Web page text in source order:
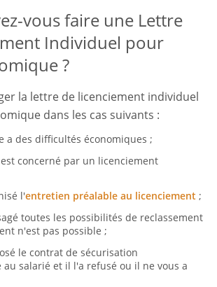
vous faire une Lettre
Individuel pour
?
la lettre de licenciement individuel
dans les cas suivants :
a des difficultés économiques ;
concerné par un licenciement
l'entretien préalable au licenciement ;
toutes les possibilités de reclassement
n'est pas possible ;
le contrat de sécurisation
au salarié et il l'a refusé ou il ne vous a